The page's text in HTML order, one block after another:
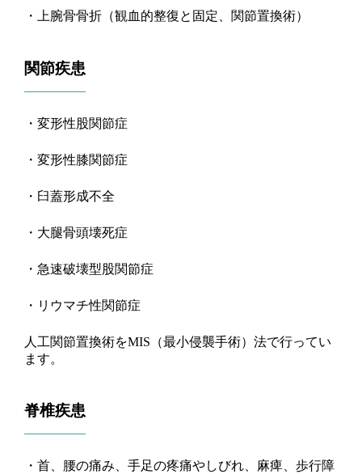
・上腕骨骨折 （観血的整復と固定、関節置換術）
関節疾患
・変形性股関節症
・変形性膝関節症
・臼蓋形成不全
・大腿骨頭壊死症
・急速破壊型股関節症
・リウマチ性関節症
人工関節置換術をMIS（最小侵襲手術）法で行ってい
ます。
脊椎疾患
・首、腰の痛み、手足の疼痛やしびれ、麻痺、歩行障